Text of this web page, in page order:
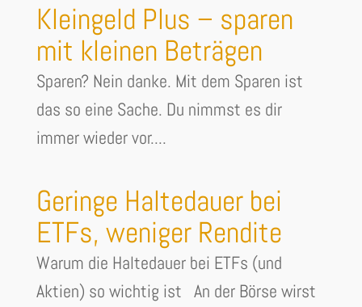
Kleingeld Plus – sparen
mit kleinen Beträgen
Sparen? Nein danke. Mit dem Sparen ist
das so eine Sache. Du nimmst es dir
immer wieder vor....
Geringe Haltedauer bei
ETFs, weniger Rendite
Warum die Haltedauer bei ETFs (und
Aktien) so wichtig ist An der Börse wirst